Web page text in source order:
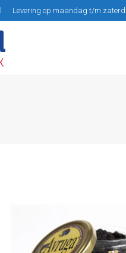
Levering op maandag t/m